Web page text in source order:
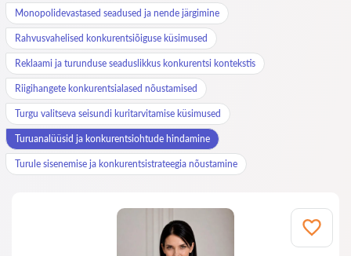
Monopolidevastased seadused ja nende järgimine
Rahvusvahelised konkurentsiõiguse küsimused
Reklaami ja turunduse seaduslikkus konkurentsi kontekstis
Riigihangete konkurentsialased nõustamised
Turgu valitseva seisundi kuritarvitamise küsimused
Turuanalüüsid ja konkurentsiohtude hindamine
Turule sisenemise ja konkurentsistrateegia nõustamine